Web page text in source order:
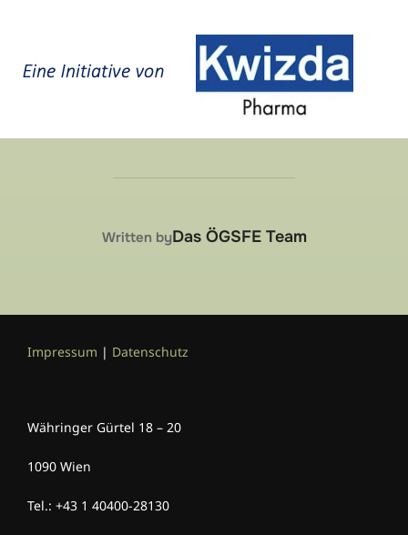
POST AUTHOR
Written byDas ÖGSFE Team
Impressum | Datenschutz
Währinger Gürtel 18 – 20
1090 Wien
Tel.: +43 1 40400-28130